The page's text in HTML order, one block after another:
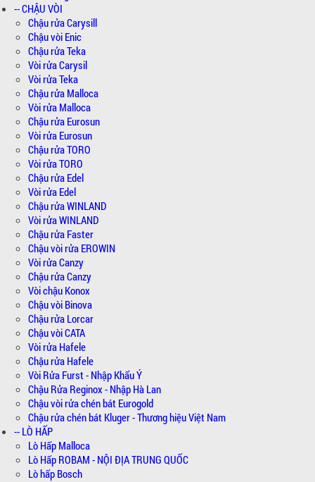
-- CHẬU VÒI
Chậu rửa Carysill
Chậu vòi Enic
Chậu rửa Teka
Vòi rửa Carysil
Vòi rửa Teka
Chậu rửa Malloca
Vòi rửa Malloca
Chậu rửa Eurosun
Vòi rửa Eurosun
Chậu rửa TORO
Vòi rửa TORO
Chậu rửa Edel
Vòi rửa Edel
Chậu rửa WINLAND
Vòi rửa WINLAND
Chậu rửa Faster
Chậu vòi rửa EROWIN
Vòi rửa Canzy
Chậu rửa Canzy
Vòi chậu Konox
Chậu vòi Binova
Chậu rửa Lorcar
Chậu vòi CATA
Vòi rửa Hafele
Chậu rửa Hafele
Vòi Rửa Furst - Nhập Khẩu Ý
Chậu Rửa Reginox - Nhập Hà Lan
Chậu vòi rửa chén bát Eurogold
Chậu rửa chén bát Kluger - Thương hiệu Việt Nam
-- LÒ HẤP
Lò Hấp Malloca
Lò Hấp ROBAM - NỘI ĐỊA TRUNG QUỐC
Lò hấp Bosch